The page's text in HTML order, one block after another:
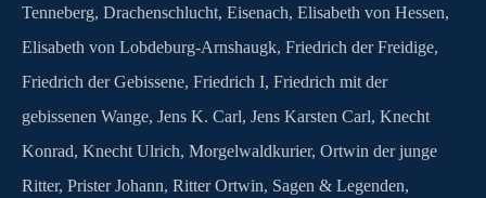
Tenneberg, Drachenschlucht, Eisenach, Elisabeth von Hessen,
Elisabeth von Lobdeburg-Arnshaugk, Friedrich der Freidige,
Friedrich der Gebissene, Friedrich I, Friedrich mit der
gebissenen Wange, Jens K. Carl, Jens Karsten Carl, Knecht
Konrad, Knecht Ulrich, Morgelwaldkurier, Ortwin der junge
Ritter, Prister Johann, Ritter Ortwin, Sagen & Legenden,